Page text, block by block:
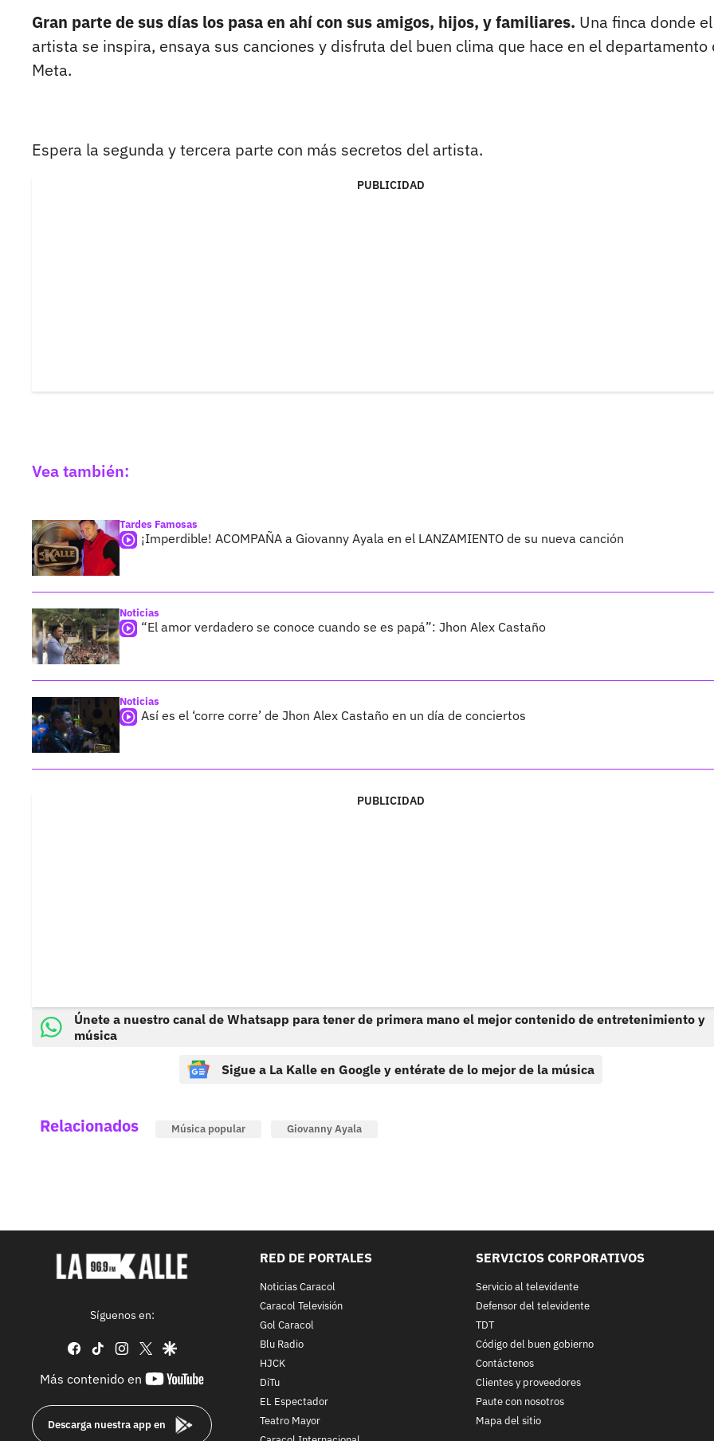
Gran parte de sus días los pasa en ahí con sus amigos, hijos, y familiares. Una finca donde el
artista se inspira, ensaya sus canciones y disfruta del buen clima que hace en el departamento
Meta.
Espera la segunda y tercera parte con más secretos del artista.
PUBLICIDAD
Vea también:
Tardes Famosas
¡Imperdible! ACOMPAÑA a Giovanny Ayala en el LANZAMIENTO de su nueva canción
Noticias
“El amor verdadero se conoce cuando se es papá”: Jhon Alex Castaño
Noticias
Así es el ‘corre corre’ de Jhon Alex Castaño en un día de conciertos
PUBLICIDAD
Únete a nuestro canal de Whatsapp para tener de primera mano el mejor contenido de entretenimiento y
música
Sigue a La Kalle en Google y entérate de lo mejor de la música
Relacionados Música popular Giovanny Ayala
Síguenos en:
facebook
tiktok instagram
twittergoogle
Más contenido en
youtube-
Descarga nuestra app en
RED DE PORTALES
Noticias Caracol
Caracol Televisión
Gol Caracol
Blu Radio
HJCK
DiTu
EL Espectador
Teatro Mayor
SERVICIOS CORPORATIVOS
Servicio al televidente
Defensor del televidente
TDT
Código del buen gobierno
Contáctenos
Clientes y proveedores
Paute con nosotros
Mapa del sitio